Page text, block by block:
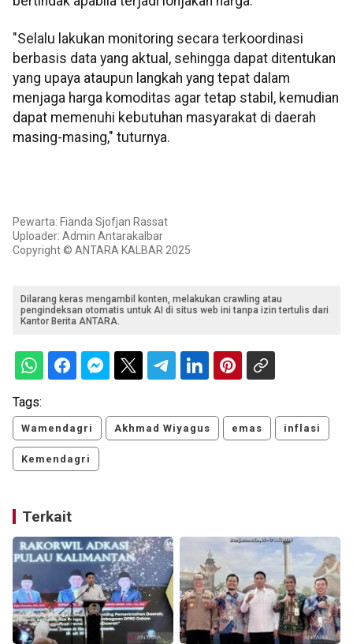
"Selalu lakukan monitoring secara terkoordinasi
berbasis data yang aktual, sehingga dapat ditentukan
yang upaya ataupun langkah yang tepat dalam
menjaga harga komoditas agar tetap stabil, kemudian
dapat memenuhi kebutuhan masyarakat di daerah
masing-masing," tuturnya.
Pewarta: Fianda Sjofjan Rassat
Uploader: Admin Antarakalbar
Copyright © ANTARA KALBAR 2025
Dilarang keras mengambil konten, melakukan crawling atau
pengindeksan otomatis untuk AI di situs web ini tanpa izin tertulis dari
Kantor Berita ANTARA.
Tags:
Wamendagri Akhmad Wiyagus emas inflasi
Kemendagri
Terkait